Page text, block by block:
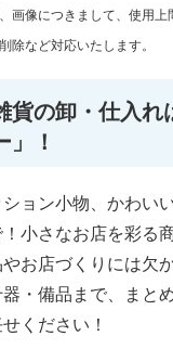
画像につきまして、使用上
除など対応いたします。
貨の卸・仕入れ
」！
ョン小物、かわい
小さなお店を彩る
やお店づくりには欠
・備品まで、まと
ください！